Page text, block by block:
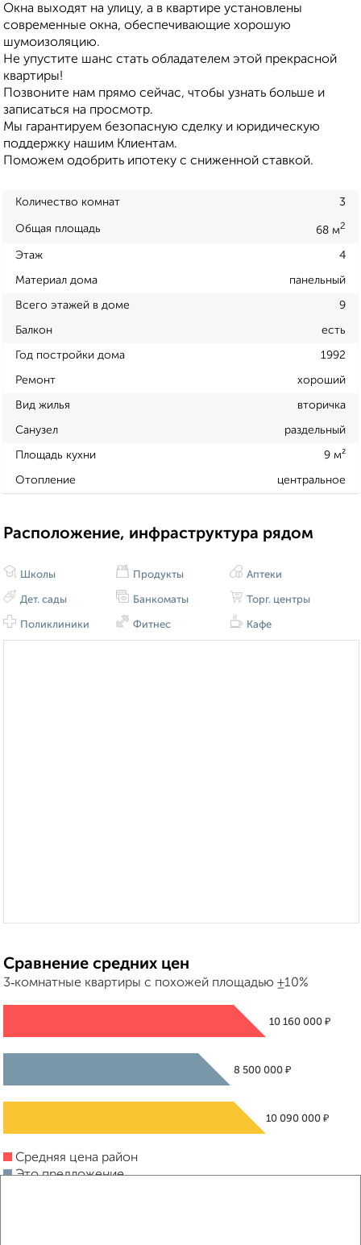
Окна выходят на улицу, а в квартире установлены
современные окна, обеспечивающие хорошую
шумоизоляцию.
Не упустите шанс стать обладателем этой прекрасной
квартиры!
Позвоните нам прямо сейчас, чтобы узнать больше и
записаться на просмотр.
Мы гарантируем безопасную сделку и юридическую
поддержку нашим Клиентам.
Поможем одобрить ипотеку с сниженной ставкой.
Количество комнат 3
Общая площадь 68 м2
Этаж 4
Материал дома панельный
Всего этажей в доме 9
Балкон есть
Год постройки дома 1992
Ремонт хороший
Вид жилья вторичка
Санузел раздельный
Площадь кухни 9 м²
Отопление центральное
Расположение, инфраструктура рядом
Школы
Дет. сады
Поликлиники
Продукты
Банкоматы
Фитнес
Аптеки
Торг. центры
Кафе
Сравнение средних цен
3‑комнатные квартиры с похожей площадью ±10%
10 160 000 ₽
8 500 000 ₽
10 090 000 ₽
Средняя цена район
Это предложение